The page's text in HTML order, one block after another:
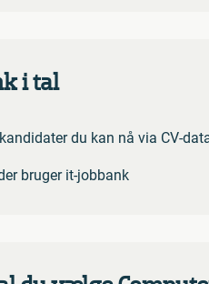
i tal
du kan nå via CV-
bruger it-jobbank